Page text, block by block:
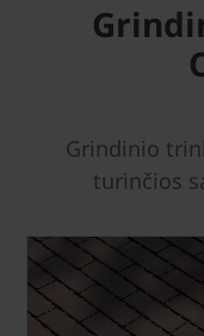
Grindinio
turinčios